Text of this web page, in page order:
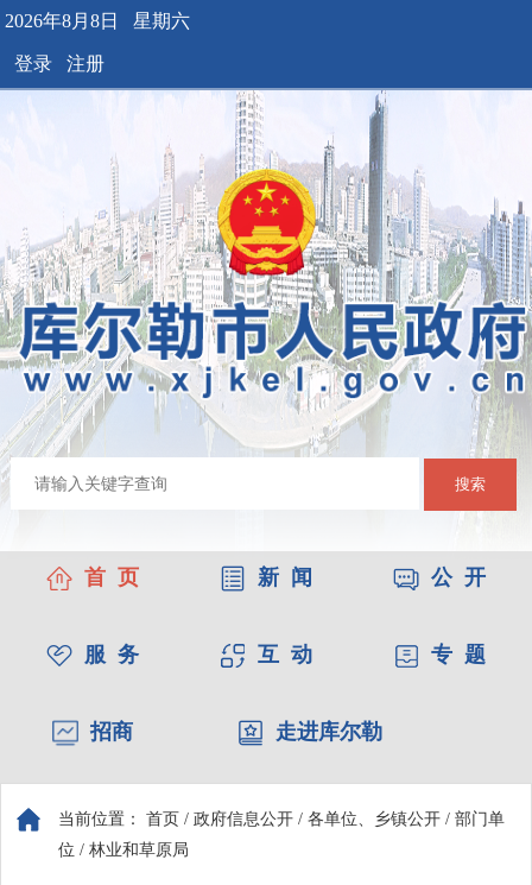
2026年8月8日 星期六
登录 注册
搜索
首 页 新 闻 公 开
服 务 互 动 专 题
招商 走进库尔勒
当前位置： 首页 / 政府信息公开 / 各单位、乡镇公开 / 部门单
位 / 林业和草原局